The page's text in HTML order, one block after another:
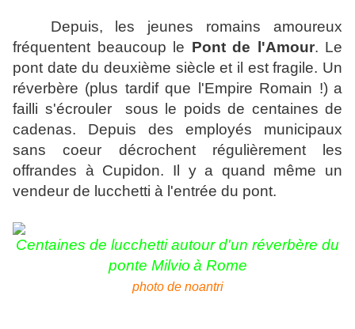
Depuis, les jeunes romains amoureux
fréquentent beaucoup le Pont de l'Amour. Le
pont date du deuxième siècle et il est fragile. Un
réverbère (plus tardif que l'Empire Romain !) a
failli s'écrouler sous le poids de centaines de
cadenas. Depuis des employés municipaux
sans coeur décrochent régulièrement les
offrandes à Cupidon. Il y a quand même un
vendeur de lucchetti à l'entrée du pont.
Centaines de lucchetti autour d'un réverbère du
ponte Milvio à Rome
photo de noantri